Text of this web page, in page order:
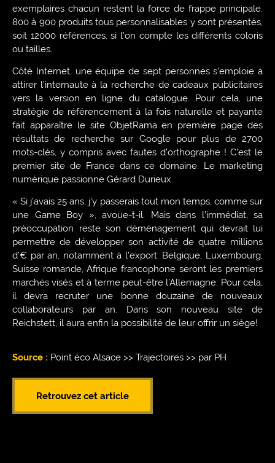
exemplaires chacun restent la force de frappe principale.
800 à 900 produits tous personnalisables y sont présentés,
soit 12000 références, si l’on compte les différents coloris
ou tailles.
Côté Internet, une équipe de sept personnes s’emploie à
attirer l’internaute à la recherche de cadeaux publicitaires
vers la version en ligne du catalogue. Pour cela, une
stratégie de référencement à la fois naturelle et payante
fait apparaître le site ObjetRama en première page des
résultats de recherche sur Google pour plus de 2700
mots-clés, y compris avec fautes d’orthographe ! C’est le
premier site de France dans ce domaine. Le marketing
numérique passionne Gérard Durieux.
« Si j’avais 25 ans, j’y passerais tout mon temps, comme sur
une Game Boy », avoue-t-il. Mais dans l’immédiat, sa
préoccupation reste son déménagement qui devrait lui
permettre de développer son activité de quatre millions
d’€ par an, notamment à l’export. Belgique, Luxembourg,
Suisse romande, Afrique francophone seront les premiers
marchés visés et à terme peut-être l’Allemagne. Pour cela,
il devra recruter une bonne douzaine de nouveaux
collaborateurs par an. Dans son nouveau site de
Reichstett, il aura enfin la possibilité de leur offrir un siège!
Source : Point éco Alsace >> Trajectoires >> par PH
Retrouvez cet article